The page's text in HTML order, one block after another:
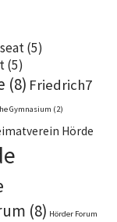
(5)
(5)
(8) Friedrich7
Gymnasium (2)
Hörde
(8) Hörder Forum